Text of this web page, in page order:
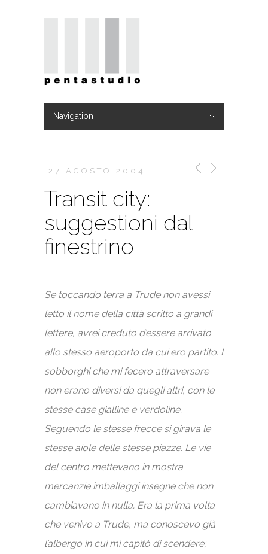
Navigation
27 AGOSTO 2004
Transit city:
suggestioni dal
finestrino
Se toccando terra a Trude non avessi
letto il nome della città scritto a grandi
lettere, avrei creduto d’essere arrivato
allo stesso aeroporto da cui ero partito. I
sobborghi che mi fecero attraversare
non erano diversi da quegli altri, con le
stesse case gialline e verdoline.
Seguendo le stesse frecce si girava le
stesse aiole delle stesse piazze. Le vie
del centro mettevano in mostra
mercanzie imballaggi insegne che non
cambiavano in nulla. Era la prima volta
che venivo a Trude, ma conoscevo già
l’albergo in cui mi capitò di scendere;